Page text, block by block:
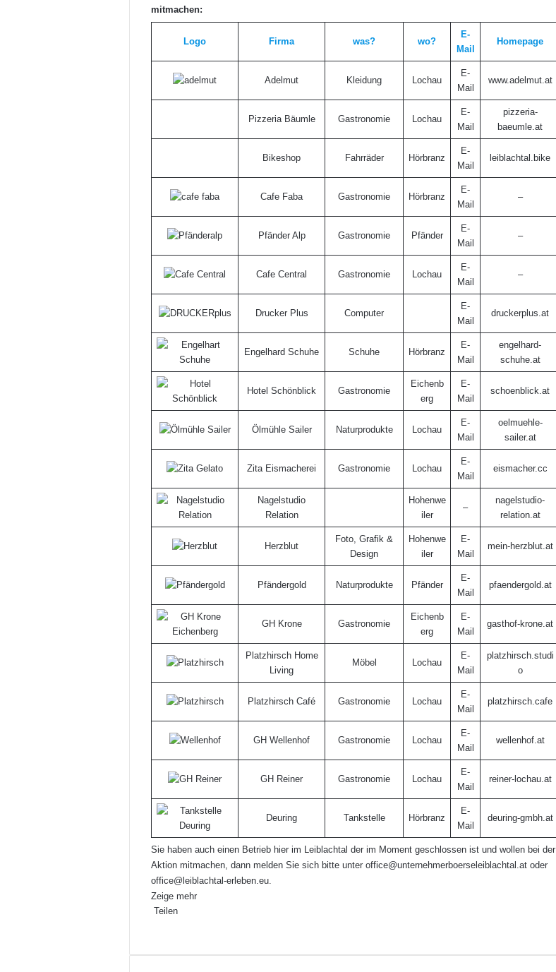
mitmachen:
Logo Firma was? wo?
E-
Mail
Homepage
Adelmut Kleidung Lochau
E-
Mail
www.adelmut.at
Pizzeria Bäumle Gastronomie Lochau
E-
Mail
pizzeria-
baeumle.at
Bikeshop Fahrräder Hörbranz
E-
Mail
leiblachtal.bike
Cafe Faba Gastronomie Hörbranz
E-
Mail
–
Pfänder Alp Gastronomie Pfänder
E-
Mail
–
Cafe Central Gastronomie Lochau
E-
Mail
–
Drucker Plus Computer
E-
Mail
druckerplus.at
Engelhard Schuhe Schuhe Hörbranz
E-
Mai
engelhard-
schuhe.at
Hotel Schönblick Gastronomie
Eichenb
erg
E-
Mail
schoenblick.at
Ölmühle Sailer Naturprodukte Lochau
E-
Mai
oelmuehle-
sailer.at
Zita Eismacherei Gastronomie Lochau
E-
Mai
eismacher.cc
Nagelstudio
Relation
Hohenwe
iler
–
nagelstudio-
relation.at
Herzblut
Foto, Grafik &
Design
Hohenwe
iler
E-
Mai
mein-herzblut.at
Pfändergold Naturprodukte Pfänder
E-
Mai
pfaendergold.at
GH Krone Gastronomie
Eichenb
erg
E-
Mail
gasthof-krone.at
Platzhirsch Home
Living
Möbel Lochau
E-
Mai
platzhirsch.studi
o
Platzhirsch Café Gastronomie Lochau
E-
Mail
platzhirsch.cafe
GH Wellenhof Gastronomie Lochau
E-
Mai
wellenhof.at
GH Reiner Gastronomie Lochau
E-
Mai
reiner-lochau.at
Deuring Tankstelle Hörbranz
E-
Mai
deuring-gmbh.at
Sie haben auch einen Betrieb hier im Leiblachtal der im Moment geschlossen ist und wollen bei der
Aktion mitmachen, dann melden Sie sich bitte unter office@unternehmerboerseleiblachtal.at oder
office@leiblachtal-erleben.eu.
Zeige mehr
Teilen
E-